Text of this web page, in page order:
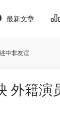
最新文章
中非友谊
外籍